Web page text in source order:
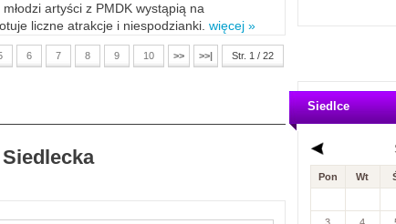
młodzi artyści z PMDK wystąpią na
liczne atrakcje i niespodzianki. więcej »
6 7 8 9 10 >> >>| Str. 1 / 22
Siedlce
Pon Wt